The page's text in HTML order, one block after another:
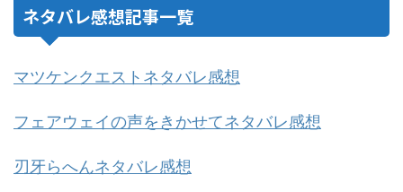
ネタバレ感想記事一覧
マツケンクエストネタバレ感想
フェアウェイの声をきかせてネタバレ感想
刃牙らへんネタバレ感想